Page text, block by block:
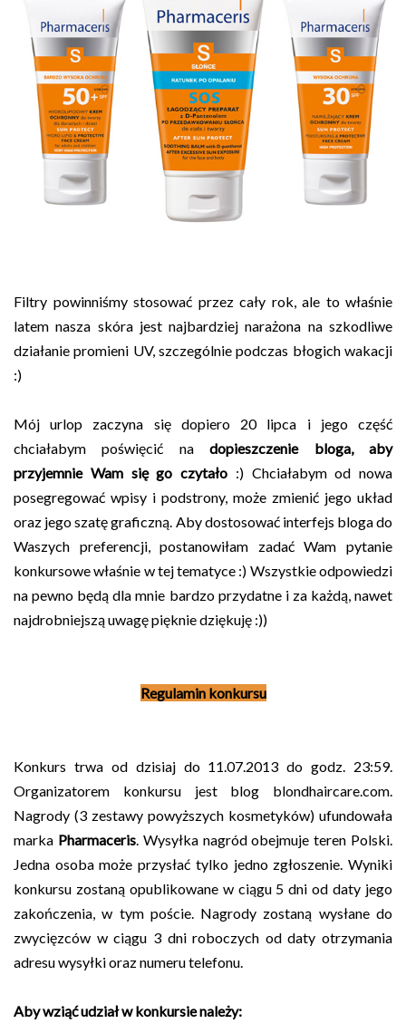
Filtry powinniśmy stosować przez cały rok, ale to właśnie
latem nasza skóra jest najbardziej narażona na szkodliwe
działanie promieni UV, szczególnie podczas błogich wakacji
:)
Mój urlop zaczyna się dopiero 20 lipca i jego część
chciałabym poświęcić nadopieszczenie bloga, aby
przyjemnie Wam się go czytało :) Chciałabym od nowa
posegregować wpisy i podstrony, może zmienić jego układ
oraz jego szatę graficzną. Aby dostosować interfejs bloga do
Waszych preferencji, postanowiłam zadać Wam pytanie
konkursowe właśnie w tej tematyce :) Wszystkie odpowiedzi
na pewno będą dla mnie bardzo przydatne i za każdą, nawet
najdrobniejszą uwagę pięknie dziękuję :))
Regulamin konkursu
Konkurs trwa od dzisiaj do 11.07.2013 do godz. 23:59.
Organizatorem konkursu jest blog blondhaircare.com.
Nagrody (3 zestawy powyższych kosmetyków) ufundowała
marka Pharmaceris. Wysyłka nagród obejmuje teren Polski.
Jedna osoba może przysłać tylko jedno zgłoszenie. Wyniki
konkursu zostaną opublikowane w ciągu 5 dni od daty jego
zakończenia, w tym poście. Nagrody zostaną wysłane do
zwycięzców w ciągu 3 dni roboczych od daty otrzymania
adresu wysyłki oraz numeru telefonu.
Aby wziąć udział w konkursie należy: